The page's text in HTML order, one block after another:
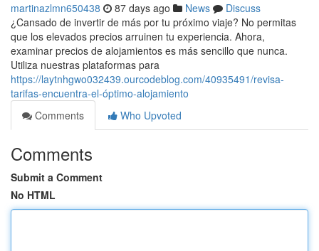
martinazlmn650438 87 days ago News
Discuss
¿Cansado de invertir de más por tu próximo viaje? No permitas
que los elevados precios arruinen tu experiencia. Ahora,
examinar precios de alojamientos es más sencillo que nunca.
Utiliza nuestras plataformas para
https://laytnhgwo032439.ourcodeblog.com/40935491/revisa-
tarifas-encuentra-el-óptimo-alojamiento
Comments
Who Upvoted
Comments
Submit a Comment
No HTML